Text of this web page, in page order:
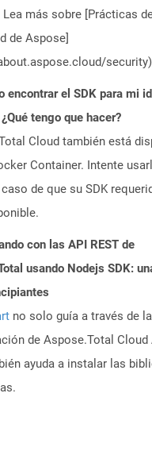
más sobre [Prácticas
de Aspose]
encontrar el SDK para mi
tengo que hacer?
Cloud también está
Container. Intente
de que su SDK
con las API REST de
usando Nodejs SDK:
no solo guía a través de la
de Aspose.Total Cloud
ayuda a instalar las